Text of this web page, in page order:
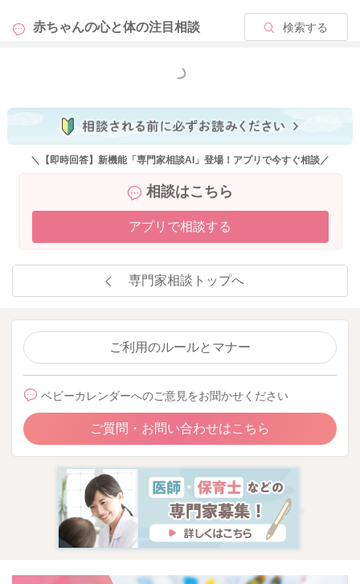
赤ちゃんの心と体の注目相談 検索する
もっと見る
＼【即時回答】新機能「専門家相談AI」登場！アプリで今すぐ相談／
相談はこちら
アプリで相談する
専門家相談トップへ
ご利用のルールとマナー
ベビーカレンダーへのご意見をお聞かせください
ご質問・お問い合わせはこちら